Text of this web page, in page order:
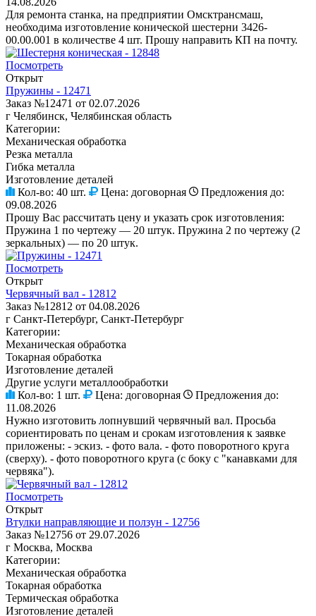
Для ремонта станка, на предприятии Омсктрансмаш,
необходима изготовление конической шестерни 3426-
00.00.001 в количестве 4 шт. Прошу направить КП на почту.
Посмотреть
Открыт
Пружины - 12471
Заказ №12471 от 02.07.2026
г Челябинск, Челябинская область
Категории:
Механическая обработка
Резка металла
Гибка металла
Изготовление деталей
Кол-во: 40 шт. Цена: договорная
Предложения до:
09.08.2026
Прошу Вас рассчитать цену и указать срок изготовления:
Пружина 1 по чертежу — 20 штук. Пружина 2 по чертежу (2
зеркальных) — по 20 штук.
Посмотреть
Открыт
Червячный вал - 12812
Заказ №12812 от 04.08.2026
г Санкт-Петербург, Санкт-Петербург
Категории:
Механическая обработка
Токарная обработка
Изготовление деталей
Другие услуги металлообработки
Кол-во: 1 шт. Цена: договорная
Предложения до:
11.08.2026
Нужно изготовить лопнувший червячный вал. Просьба
сориентировать по ценам и срокам изготовления к заявке
приложены: - эскиз. - фото вала. - фото поворотного круга
(сверху). - фото поворотного круга (с боку с "канавками для
червяка").
Посмотреть
Открыт
Втулки направляющие и ползун - 12756
Заказ №12756 от 29.07.2026
г Москва, Москва
Категории:
Механическая обработка
Токарная обработка
Термическая обработка
Изготовление деталей